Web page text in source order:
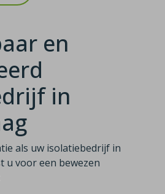
en
in
als uw isolatiebedrijf in
u voor een bewezen